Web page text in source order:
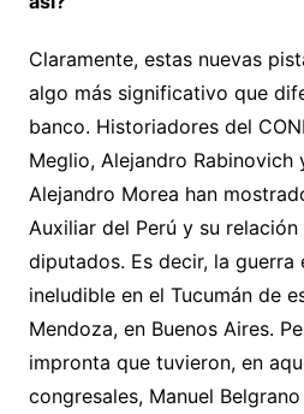
Claramente, estas nuevas
algo más significativo que
banco. Historiadores del
Meglio, Alejandro Rabinovich
Alejandro Morea han
Auxiliar del Perú y su
diputados. Es decir, la guerra
ineludible en el Tucumán de
Mendoza, en Buenos Aires.
impronta que tuvieron, en
congresales, Manuel